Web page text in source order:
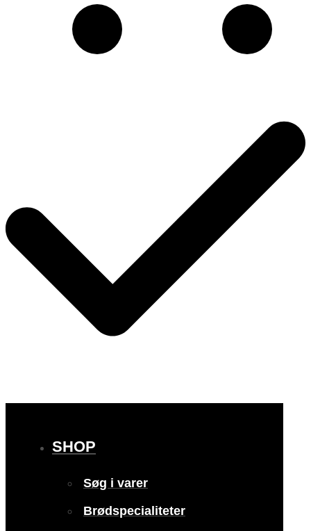
SHOP
Søg i varer
Brødspecialiteter